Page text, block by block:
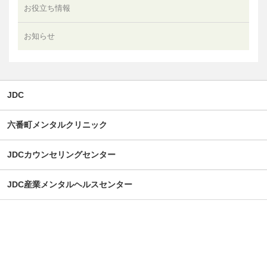
お役立ち情報
お知らせ
JDC
六番町メンタルクリニック
JDCカウンセリングセンター
JDC産業メンタルヘルスセンター